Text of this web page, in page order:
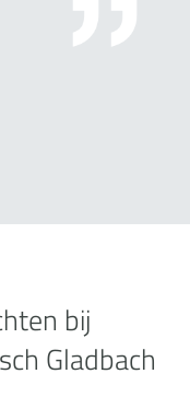
bij
Gladbach